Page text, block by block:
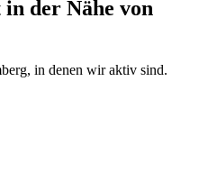
in der Nähe von
, in denen wir aktiv sind.